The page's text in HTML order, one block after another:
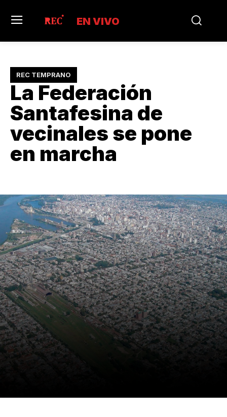
EN VIVO
REC TEMPRANO
La Federación
Santafesina de
vecinales se pone
en marcha